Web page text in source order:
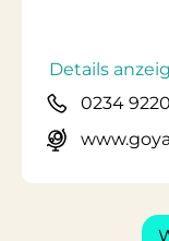
Details
0234